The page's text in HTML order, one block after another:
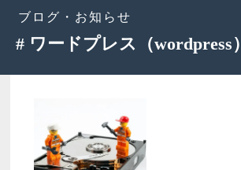
ブログ・お知らせ
# ワードプレス（wordpress）